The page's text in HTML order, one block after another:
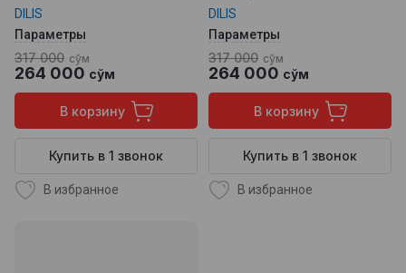
DILIS
Параметры
317 000 сўм
264 000 сўм
В корзину
Купить в 1 звонок
В избранное
DILIS
Параметры
317 000 сўм
264 000 сўм
В корзину
Купить в 1 звонок
В избранное